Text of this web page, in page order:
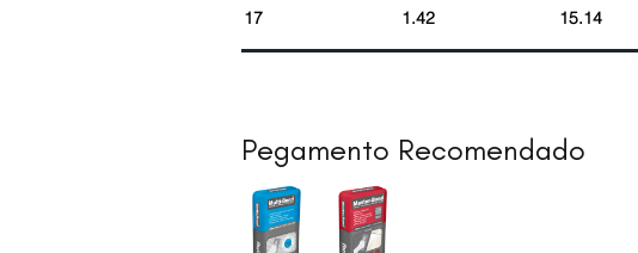
17
1.42 15.14
Pegamento Recomendado